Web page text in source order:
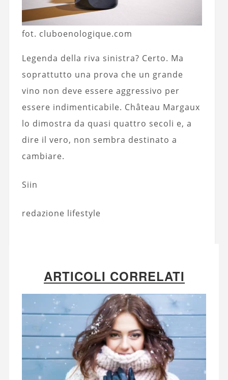
fot. cluboenologique.com
Legenda della riva sinistra? Certo. Ma
soprattutto una prova che un grande
vino non deve essere aggressivo per
essere indimenticabile. Château Margaux
lo dimostra da quasi quattro secoli e, a
dire il vero, non sembra destinato a
cambiare.
Siin
redazione lifestyle
ARTICOLI CORRELATI